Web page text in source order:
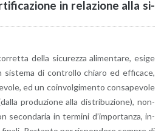
in re­la­zio­ne alla si­
della si­cu­rez­za ali­men­ta­re, esige
si­ste­ma di con­trol­lo chia­ro ed ef­fi­ca­ce,
ed un coin­vol­gi­men­to con­sa­pe­vo­le
pro­du­zio­ne alla di­stri­bu­zio­ne), non­
se­con­da­ria in ter­mi­ni d’im­por­tan­za, in­